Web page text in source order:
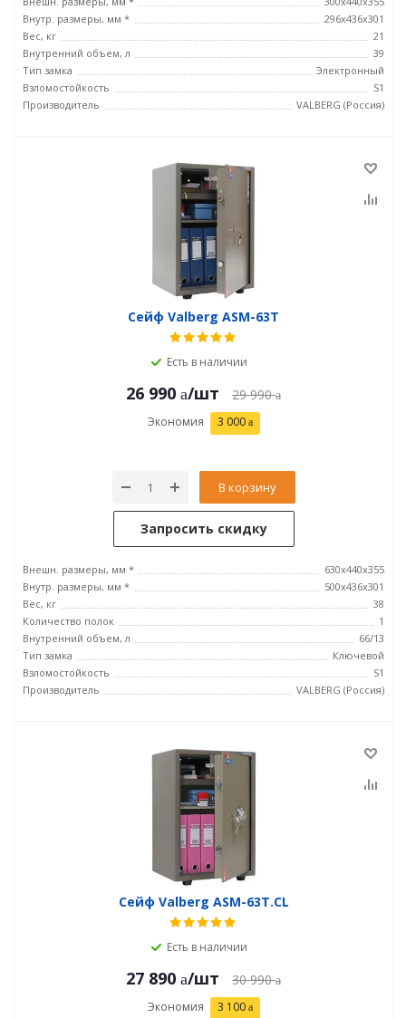
Внутр. размеры, мм *
296х436х301
Вес, кг
21
Внутренний объем, л
39
Тип замка
Электронный
Взломостойкость
S1
Производитель
VALBERG (Россия)
Сейф Valberg ASM-63Т
Есть в наличии
26 990 /шт 29 990
Экономия 3 000
В корзину
Запросить скидку
Внешн. размеры, мм *
630x440x355
Внутр. размеры, мм *
500х436х301
Вес, кг
38
Количество полок
1
Внутренний объем, л
66/13
Тип замка
Ключевой
Взломостойкость
S1
Производитель
VALBERG (Россия)
Сейф Valberg ASM-63Т.CL
Есть в наличии
27 890 /шт 30 990
Экономия 3 100